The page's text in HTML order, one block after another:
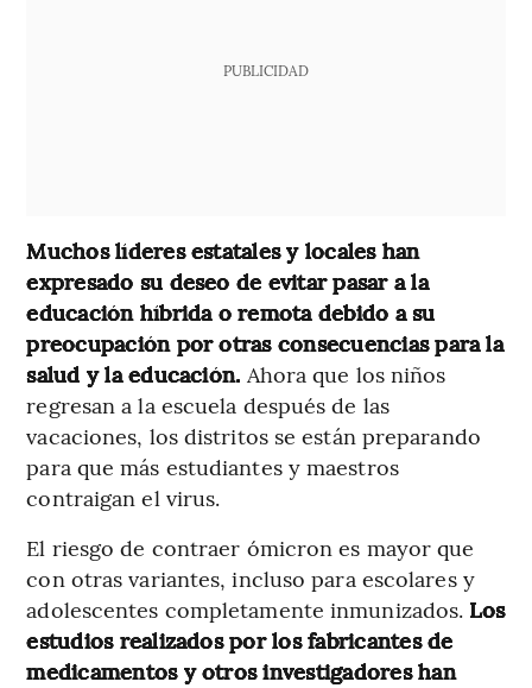
PUBLICIDAD
Muchos líderes estatales y locales han
expresado su deseo de evitar pasar a la
educación híbrida o remota debido a su
preocupación por otras consecuencias para la
salud y la educación. Ahora que los niños
regresan a la escuela después de las
vacaciones, los distritos se están preparando
para que más estudiantes y maestros
contraigan el virus.
El riesgo de contraer ómicron es mayor que
con otras variantes, incluso para escolares y
adolescentes completamente inmunizados. Los
estudios realizados por los fabricantes de
medicamentos y otros investigadores han